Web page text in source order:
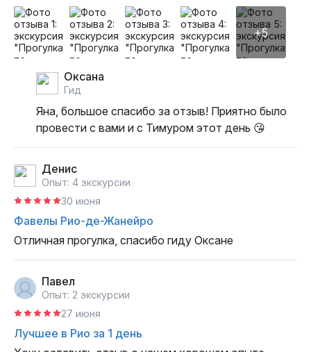
+5
Оксана
гид
Яна, большое спасибо за отзыв! Приятно было
провести с вами и с Тимуром этот день 😘
Денис
Опыт: 4 экскурсии
30 июня
Фавелы Рио-де-Жанейро
Отличная прогулка, спасибо гиду Оксане
Павел
Опыт: 2 экскурсии
27 июня
Лучшее в Рио за 1 день